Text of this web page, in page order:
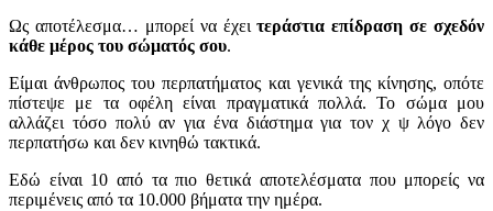
Ως αποτέλεσμα… μπορεί να έχειτεράστια επίδραση σε σχεδόν
κάθε μέρος του σώματός σου.
Είμαι άνθρωπος του περπατήματος και γενικά της κίνησης, οπότε
πίστεψε με τα οφέλη είναι πραγματικά πολλά. Το σώμα μου
αλλάζει τόσο πολύ αν για ένα διάστημα για τον χ ψ λόγο δεν
περπατήσω και δεν κινηθώ τακτικά.
Εδώ είναι 10 από τα πιο θετικά αποτελέσματα που μπορείς να
περιμένεις από τα 10.000 βήματα την ημέρα.